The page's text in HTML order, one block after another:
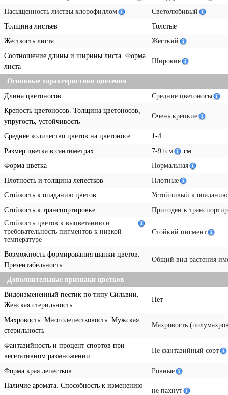
Насыщенность листвы хлорофиллом
Светолюбивый
Толщина листьев
Толстые
Жесткость листа
Жесткий
Соотношение длины и ширины листа. Форма
листа
Широкие
Основные характеристики цветения
Длина цветоносов
Средние цветоносы
Крепость цветоносов. Толщина цветоносов,
упругость, устойчивость
Очень крепкие
Среднее количество цветов на цветоносе
1-4
Размер цветка в сантиметрах
7-9+см
см
Форма цветка
Нормальная
Плотность и толщина лепестков
Плотные
Стойкость к опаданию цветов
Устойчивый к опаданию
Стойкость к транспортировке
Пригоден к
Стойкость цветов к выцветанию и
требовательность пигментов к низкой
температуре
Стойкий пигмент
Возможность формирования шапки цветов.
Презентабельность
Общий вид растения
Дополнительные признаки цветков
Видоизмененный пестик по типу Сильвии.
Женская стерильность
Нет
Махровость. Многолепестковость. Мужская
стерильность
Махровость
Фантазийность и процент спортов при
вегетативном размножении
Не фантазийный сорт
Форма края лепестков
Ровные
Наличие аромата. Способность к изменению
не пахнут